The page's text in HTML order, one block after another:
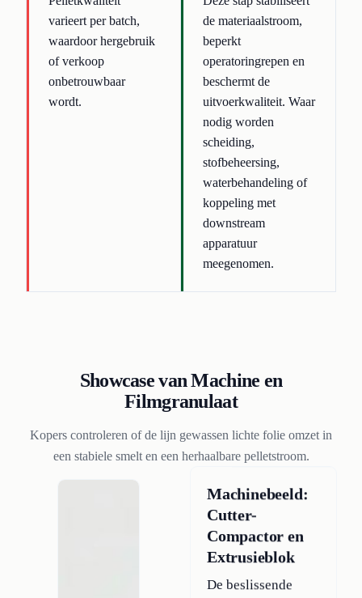
varieert per batch,
waardoor hergebruik
of verkoop
onbetrouwbaar
wordt.
de materiaalstroom,
beperkt
operatoringrepen en
beschermt de
uitvoerkwaliteit. Waar
nodig worden
scheiding,
stofbeheersing,
waterbehandeling of
koppeling met
downstream
apparatuur
meegenomen.
Showcase van Machine en
Filmgranulaat
Kopers controleren of de lijn gewassen lichte folie omzet in
een stabiele smelt en een herhaalbare pelletstroom.
Machinebeeld:
Cutter-
Compactor en
Extrusieblok
De beslissende